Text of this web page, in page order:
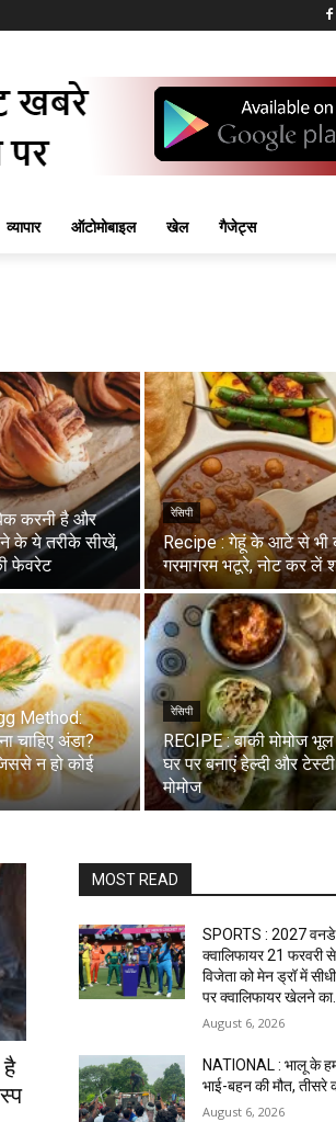
व्यापार ऑटोमोबाइल खेल गैजेट्स
करनी है और
के ये तरीके सीखें,
फेवरेट
रेसिपी
Recipe : गेहूं के आटे से भी
गरमागरम भटूरे, नोट कर लें
Method:
चाहिए अंडा?
न हो कोई
रेसिपी
RECIPE : बाकी मोमोज
घर पर बनाएं हेल्दी और
मोमोज
है
MOST READ
SPORTS : 2027 वनडे
क्वालिफायर 21 फरवरी
विजेता को मेन ड्रॉ में
पर क्वालिफायर खेलने
August 6, 2026
NATIONAL : भालू के
भाई-बहन की मौत, तीसरे
August 6, 2026